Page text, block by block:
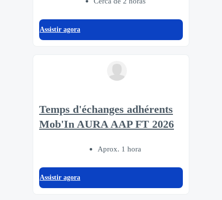
Assistir agora
Temps d'échanges adhérents
Mob'In AURA AAP FT 2026
Aprox. 1 hora
Assistir agora